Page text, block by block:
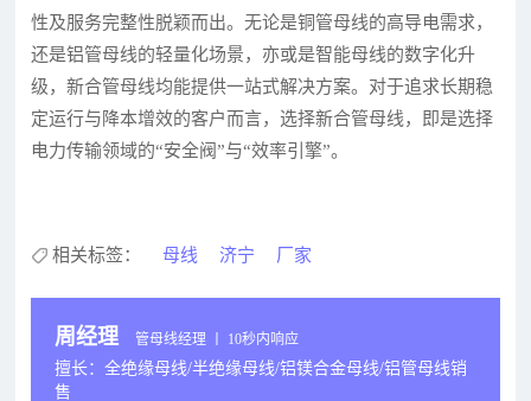
性及服务完整性脱颖而出。无论是铜管母线的高导电需求，
还是铝管母线的轻量化场景，亦或是智能母线的数字化升
级，新合管母线均能提供一站式解决方案。对于追求长期稳
定运行与降本增效的客户而言，选择新合管母线，即是选择
电力传输领域的“安全阀”与“效率引擎”。
相关标签： 母线 济宁 厂家
周经理 管母线经理 丨 10秒内响应
擅长：全绝缘母线/半绝缘母线/铝镁合金母线/铝管母线销
售